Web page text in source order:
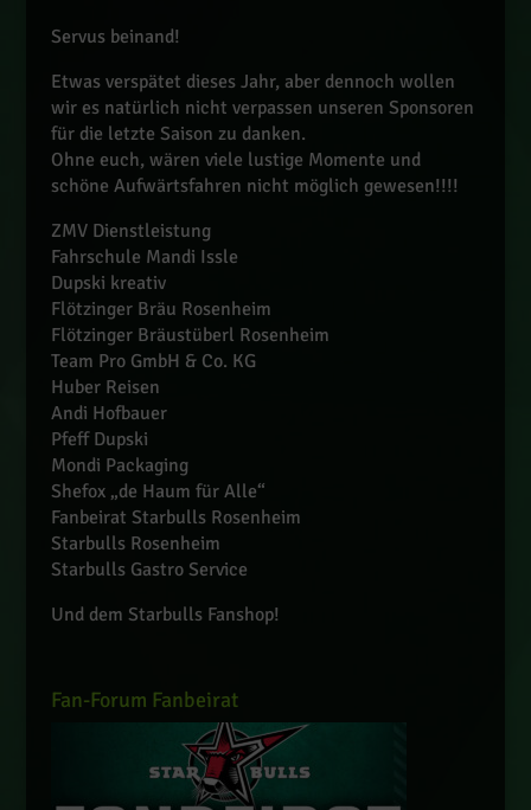
Servus beinand!
Etwas verspätet dieses Jahr, aber dennoch wollen
wir es natürlich nicht verpassen unseren Sponsoren
für die letzte Saison zu danken.
Ohne euch, wären viele lustige Momente und
schöne Aufwärtsfahren nicht möglich gewesen!!!!
ZMV Dienstleistung
Fahrschule Mandi Issle
Dupski kreativ
Flötzinger Bräu Rosenheim
Flötzinger Bräustüberl Rosenheim
Team Pro GmbH & Co. KG
Huber Reisen
Andi Hofbauer
Pfeff Dupski
Mondi Packaging
Shefox „de Haum für Alle“
Fanbeirat Starbulls Rosenheim
Starbulls Rosenheim
Starbulls Gastro Service
Und dem Starbulls Fanshop!
Fan-Forum Fanbeirat